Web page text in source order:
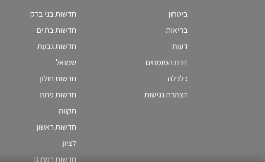
ביטחון
בריאות
דעות
זירת המומחים
כלכלה
הצהרת נגישות
חדשות בני ברק
חדשות בת ים
חדשות גבעת
שמואל
חדשות חולון
חדשות פתח
תקווה
חדשות ראשון
לציון
חדשות רמת גן